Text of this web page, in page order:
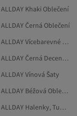
ALLDAY Khaki Oblečení
ALLDAY Černá Oblečení
ALLDAY Vícebarevné Oblečení
ALLDAY Černá Decentní Tuniky
ALLDAY Vínová Šaty
ALLDAY Béžová Oblečení
ALLDAY Halenky, Tuniky A Korzety